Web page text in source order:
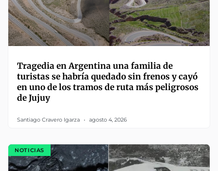
Tragedia en Argentina una familia de
turistas se habría quedado sin frenos y cayó
en uno de los tramos de ruta más peligrosos
de Jujuy
Santiago Cravero Igarza agosto 4, 2026
NOTICIAS